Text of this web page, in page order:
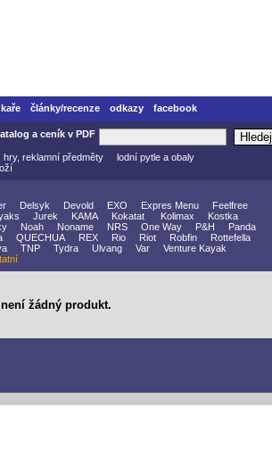
články/recenze odkazy facebook
Hledej
a ceník v PDF
hry, reklamní předměty
lodní pytle a obaly
Delsyk Devold EXO Expres Menu
Feelfree
Jurek KAMA Kokatat Kolimax
Kostka
Noah Noname NRS One Way P&H
Panda
QUECHUA REX Rio Riot Robfin
Rottefella
TNP Tydra Ulvang Var
Venture Kayak
žádný produkt.